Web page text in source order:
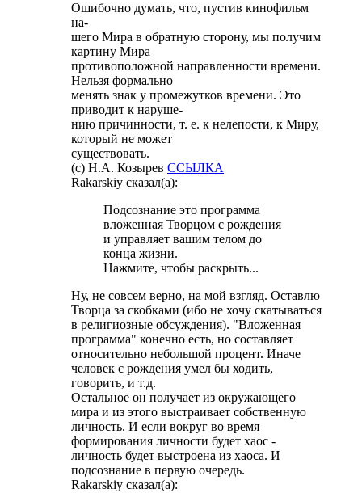
Ошибочно думать, что, пустив кинофильм
на-
шего Мира в обратную сторону, мы получим
картину Мира
противоположной направленности времени.
Нельзя формально
менять знак у промежутков времени. Это
приводит к наруше-
нию причинности, т. е. к нелепости, к Миру,
который не может
существовать.
(с) Н.А. Козырев ССЫЛКА
Rakarskiy сказал(а):
Подсознание это программа
вложенная Творцом с рождения
и управляет вашим телом до
конца жизни.
Нажмите, чтобы раскрыть...
Ну, не совсем верно, на мой взгляд. Оставлю
Творца за скобками (ибо не хочу скатываться
в религиозные обсуждения). "Вложенная
программа" конечно есть, но составляет
относительно небольшой процент. Иначе
человек с рождения умел бы ходить,
говорить, и т.д.
Остальное он получает из окружающего
мира и из этого выстраивает собственную
личность. И если вокруг во время
формирования личности будет хаос -
личность будет выстроена из хаоса. И
подсознание в первую очередь.
Rakarskiy сказал(а):